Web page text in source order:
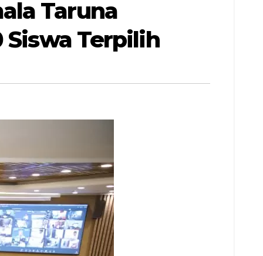
Taruna
Siswa Terpilih